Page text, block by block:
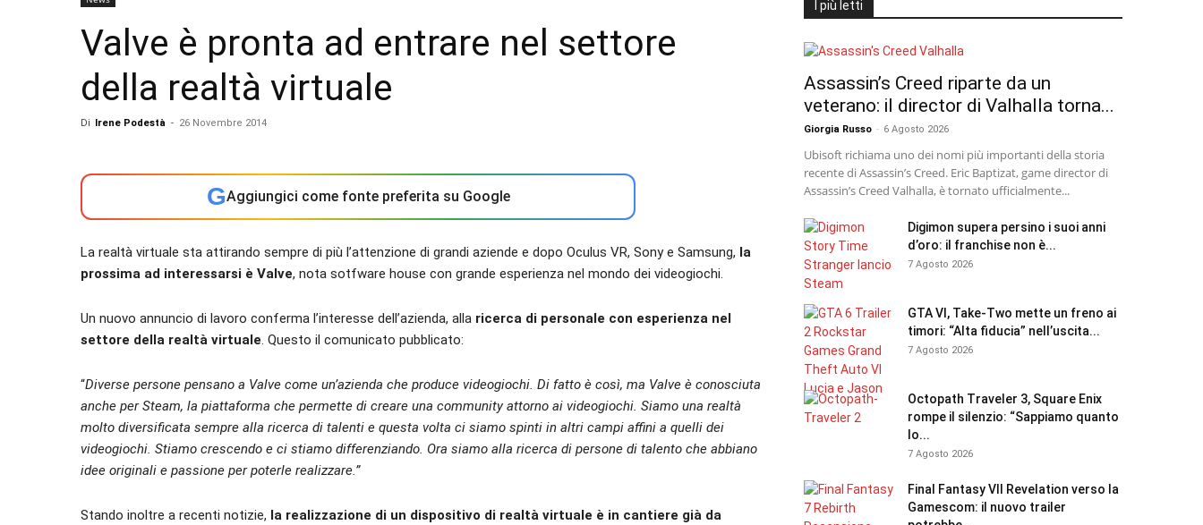
Valve è pronta ad entrare nel settore
della realtà virtuale
Di Irene Podestà - 26 Novembre 2014
GAggiungici come fonte preferita su Google
La realtà virtuale sta attirando sempre di più l’attenzione di grandi aziende e dopo Oculus VR, Sony e Samsung, la
prossima ad interessarsi è Valve, nota sotfware house con grande esperienza nel mondo dei videogiochi.
Un nuovo annuncio di lavoro conferma l’interesse dell’azienda, alla ricerca di personale con esperienza nel
settore della realtà virtuale. Questo il comunicato pubblicato:
“Diverse persone pensano a Valve come un’azienda che produce videogiochi. Di fatto è così, ma Valve è conosciuta
anche per Steam, la piattaforma che permette di creare una community attorno ai videogiochi. Siamo una realtà
molto diversificata sempre alla ricerca di talenti e questa volta ci siamo spinti in altri campi affini a quelli dei
videogiochi. Stiamo crescendo e ci stiamo differenziando. Ora siamo alla ricerca di persone di talento che abbiano
idee originali e passione per poterle realizzare.”
Stando inoltre a recenti notizie, la realizzazione di un dispositivo di realtà virtuale è in cantiere già da
I più letti
Assassin’s Creed riparte da un
veterano: il director di Valhalla torna...
Giorgia Russo - 6 Agosto 2026
Ubisoft richiama uno dei nomi più importanti della storia
recente di Assassin’s Creed. Eric Baptizat, game director di
Assassin’s Creed Valhalla, è tornato ufficialmente...
Digimon supera persino i suoi anni
d’oro: il franchise non è...
7 Agosto 2026
GTA VI, Take-Two mette un freno ai
timori: “Alta fiducia” nell’uscita...
7 Agosto 2026
Octopath Traveler 3, Square Enix
rompe il silenzio: “Sappiamo quanto
lo...
7 Agosto 2026
Final Fantasy VII Revelation verso la
Gamescom: il nuovo trailer